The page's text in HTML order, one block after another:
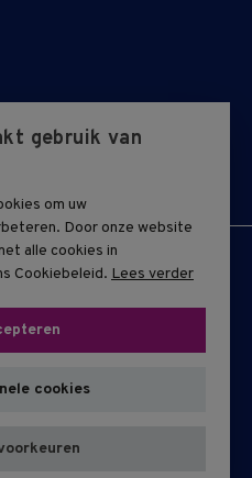
gebruik van
om uw
Door onze website
alle cookies in
Cookiebeleid. Lees verder
cookies